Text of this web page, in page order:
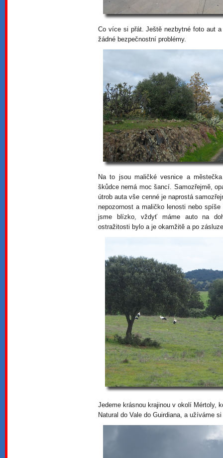
Co více si přát. Ještě nezbytné foto aut
žádné bezpečnostní problémy.
Na to jsou maličké vesnice a
škůdce nemá moc šancí. Samozřejmě,
útrob auta vše cenné je naprostá
nepozornost a maličko lenosti nebo
jsme blízko, vždyť máme auto na
ostražitosti bylo a je okamžitě a po
Jedeme krásnou krajinou v okolí Mértoly,
Natural do Vale do Guirdiana, a užíváme